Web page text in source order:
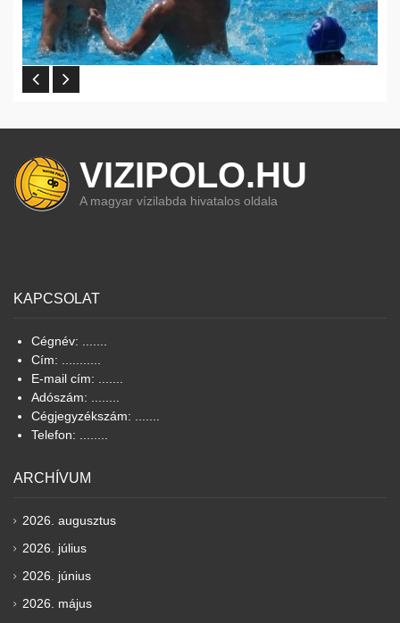
VIZIPOLO.HU
A magyar vízilabda hivatalos oldala
KAPCSOLAT
Cégnév: .......
Cím: ...........
E-mail cím: .......
Adószám: ........
Cégjegyzékszám: .......
Telefon: ........
ARCHÍVUM
2026. augusztus
2026. július
2026. június
2026. május